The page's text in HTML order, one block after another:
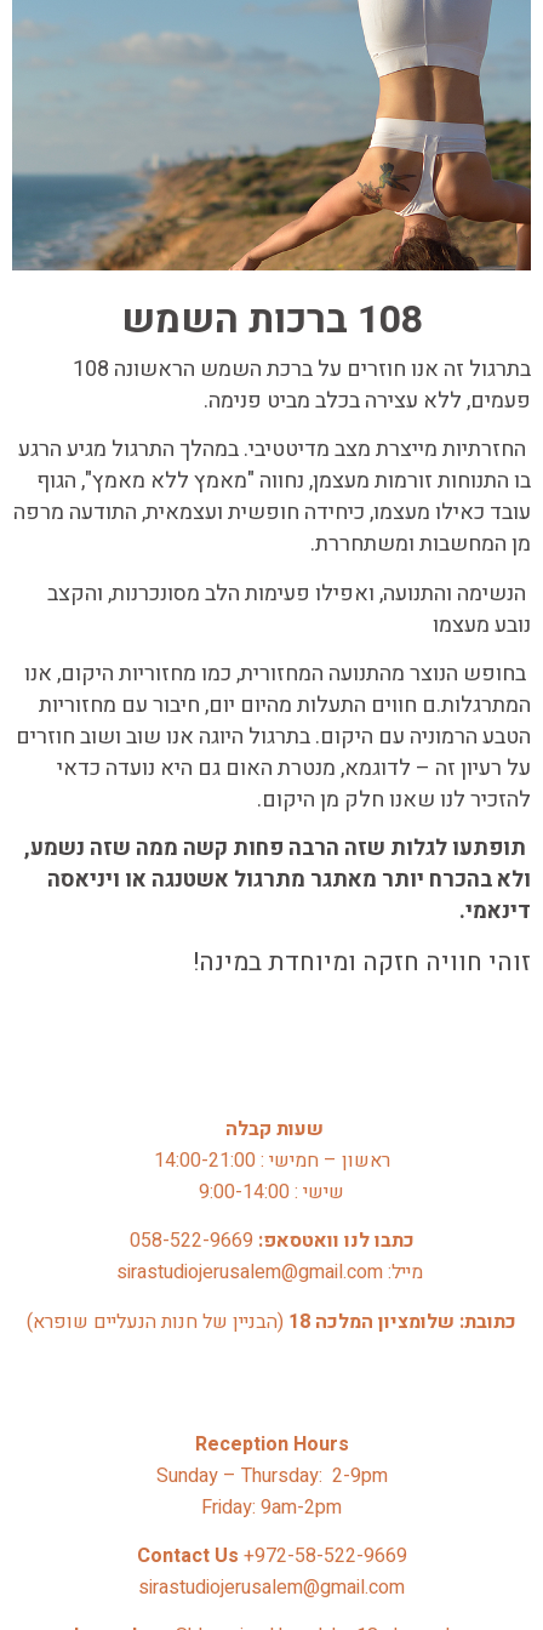
108 ברכות השמש
בתרגול זה אנו חוזרים על ברכת השמש הראשונה 108
פעמים, ללא עצירה בכלב מביט פנימה.
החזרתיות מייצרת מצב מדיטטיבי. במהלך התרגול מגיע הרגע
בו התנוחות זורמות מעצמן, נחווה "מאמץ ללא מאמץ", הגוף
עובד כאילו מעצמו, כיחידה חופשית ועצמאית, התודעה מרפה
מן המחשבות ומשתחררת.
הנשימה והתנועה, ואפילו פעימות הלב מסונכרנות, והקצב
נובע מעצמו
בחופש הנוצר מהתנועה המחזורית, כמו מחזוריות היקום, אנו
המתרגלות.ם חווים התעלות מהיום יום, חיבור עם מחזוריות
הטבע הרמוניה עם היקום. בתרגול היוגה אנו שוב ושוב חוזרים
על רעיון זה – לדוגמא, מנטרת האום גם היא נועדה כדאי
להזכיר לנו שאנו חלק מן היקום.
תופתעו לגלות שזה הרבה פחות קשה ממה שזה נשמע,
ולא בהכרח יותר מאתגר מתרגול אשטנגה או ויניאסה
דינאמי.
זוהי חוויה חזקה ומיוחדת במינה!
שעות קבלה
ראשון – חמישי : 14:00-21:00
שישי : 9:00-14:00
כתבו לנו וואטסאפ: 058-522-9669
מייל: sirastudiojerusalem@gmail.com
כתובת: שלומציון המלכה 18
(הבניין של חנות הנעליים שופרא)
Reception Hours
Sunday – Thursday: 2-9pm
Friday: 9am-2pm
Contact Us +972-58-522-9669
sirastudiojerusalem@gmail.com